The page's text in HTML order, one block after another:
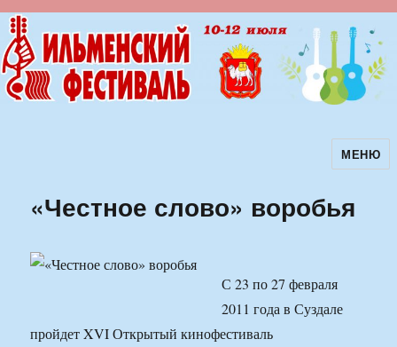
Ильменский фестиваль авторскойМЕНЮ
«Честное слово» воробья
С 23 по 27 февраля
2011 года в Суздале
пройдет XVI Открытый кинофестиваль